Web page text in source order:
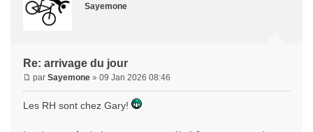
Sayemone
Re: arrivage du jour
par Sayemone » 09 Jan 2026 08:46
Les RH sont chez Gary!